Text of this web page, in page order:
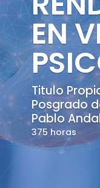
EN
Titulo
Posgrado
Pablo
375 horas